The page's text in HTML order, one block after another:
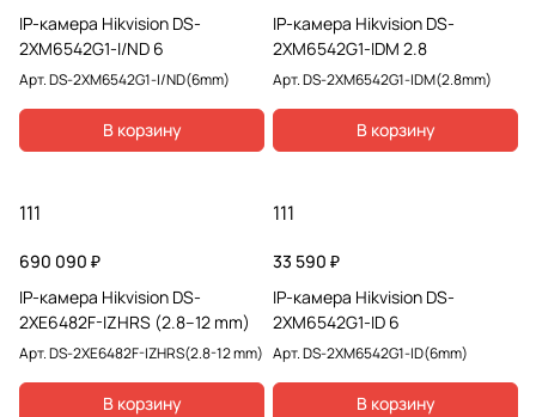
IP-камера Hikvision DS-
2XM6542G1-I/ND 6
Арт.DS-2XM6542G1-I/ND(6mm)
В корзину
IP-камера Hikvision DS-
2XM6542G1-IDM 2.8
Арт.DS-2XM6542G1-IDM(2.8mm)
В корзину
111
690 090 ₽
IP-камера Hikvision DS-
2XE6482F-IZHRS (2.8–12 mm)
Арт.DS-2XE6482F-IZHRS(2.8-12 mm)
В корзину
111
33 590 ₽
IP-камера Hikvision DS-
2XM6542G1-ID 6
Арт.DS-2XM6542G1-ID(6mm)
В корзину